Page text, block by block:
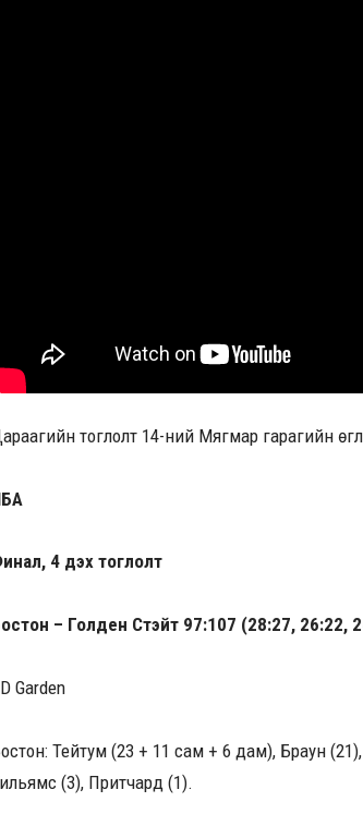
тоглолт 14-ний Мягмар гарагийн
4 дэх тоглолт
– Голден Стэйт 97:107 (28:27, 26:22,
Garden
Тейтум (23 + 11 сам + 6 дам), Браун
(3), Притчард (1).